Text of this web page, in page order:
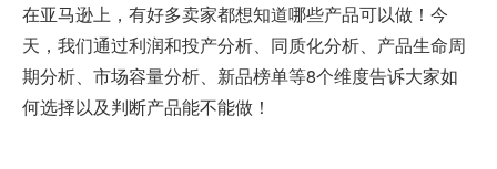
在亚马逊上，有好多卖家都想知道哪些产品可以做！今
天，我们通过利润和投产分析、同质化分析、产品生命周
期分析、市场容量分析、新品榜单等8个维度告诉大家如
何选择以及判断产品能不能做！